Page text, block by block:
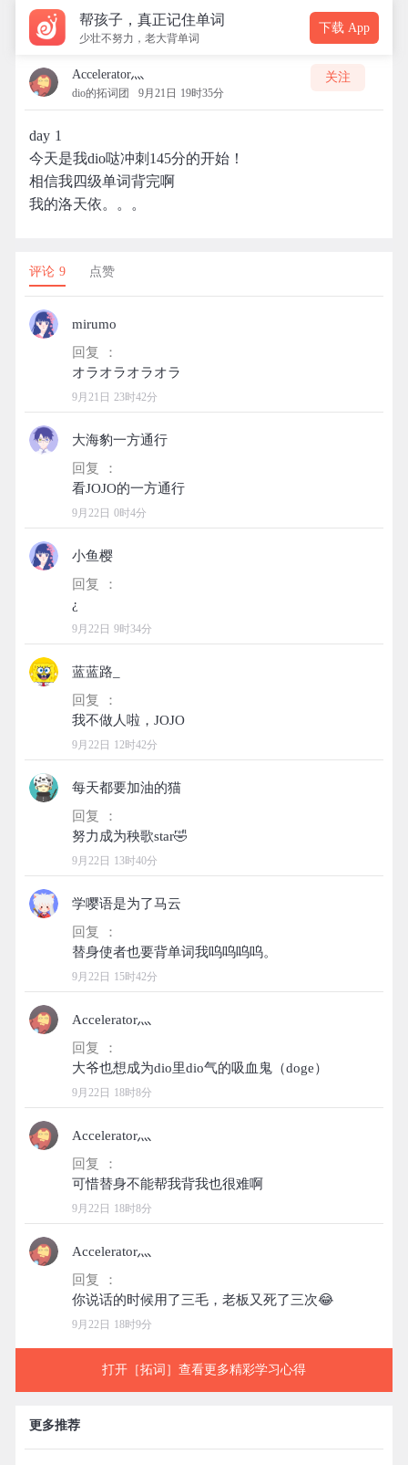
帮孩子，真正记住单词
少壮不努力，老大背单词
下载 App
Accelerator灬
dio的拓词团 9月21日 19时35分
关注
day 1
今天是我dio哒冲刺145分的开始！
相信我四级单词背完啊
我的洛天依。。。
评论 9 点赞
mirumo
回复 ：
9月21日 23时42分
大海豹一方通行
回复 ：
9月22日 0时4分
小鱼樱
回复 ：
9月22日 9时34分
蓝蓝路_
回复 ：
9月22日 12时42分
每天都要加油的猫
回复 ：
9月22日 13时40分
学嘤语是为了马云
回复 ：
9月22日 15时42分
Accelerator灬
回复 ：
9月22日 18时8分
Accelerator灬
回复 ：
9月22日 18时8分
Accelerator灬
回复 ：
9月22日 18时9分
打开［拓词］查看更多精彩学习心得
更多推荐